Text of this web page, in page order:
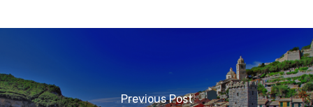
Previous Post